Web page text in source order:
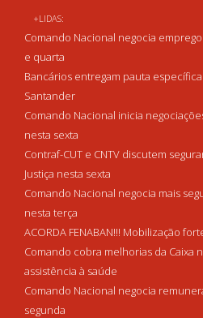
+LIDAS:
Comando Nacional negocia
e quarta
Bancários entregam pauta
Santander
Comando Nacional inicia
nesta sexta
Contraf-CUT e CNTV discutem
Justiça nesta sexta
Comando Nacional negocia mais
nesta terça
ACORDA FENABAN!!! Mobilização
Comando cobra melhorias da Caixa
assistência à saúde
Comando Nacional negocia
segunda